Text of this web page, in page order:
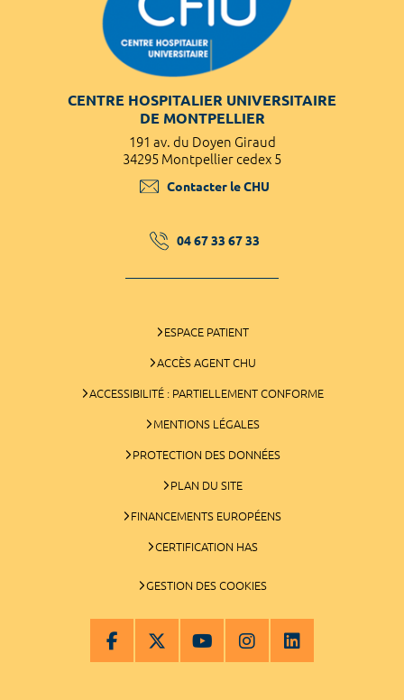
CENTRE HOSPITALIER UNIVERSITAIRE
DE MONTPELLIER
191 av. du Doyen Giraud
34295 Montpellier cedex 5
Contacter le CHU
04 67 33 67 33
ESPACE PATIENT
ACCÈS AGENT CHU
ACCESSIBILITÉ : PARTIELLEMENT CONFORME
MENTIONS LÉGALES
PROTECTION DES DONNÉES
PLAN DU SITE
FINANCEMENTS EUROPÉENS
CERTIFICATION HAS
GESTION DES COOKIES